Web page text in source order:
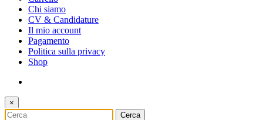
Chi siamo
CV & Candidature
Il mio account
Pagamento
Politica sulla privacy
Shop
×